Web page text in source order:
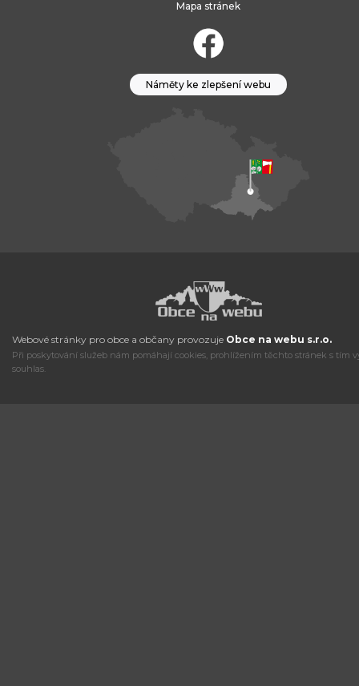
Mapa stránek
Náměty ke zlepšení webu
Webové stránky pro obce a občany provozuje Obce na webu s.r.o.
Při poskytování služeb nám pomáhají cookies, prohlížením těchto stránek s tím
souhlas.